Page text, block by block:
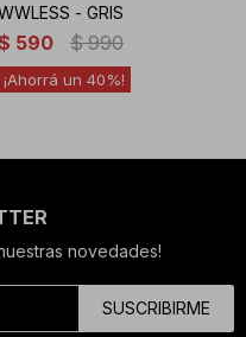
- GRIS
590 $ 990
40
novedades!
SUSCRIBIRME